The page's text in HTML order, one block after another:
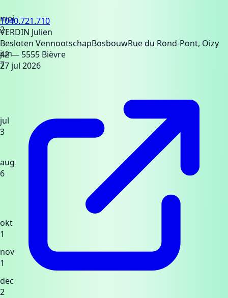
mei
2
jun
7
jul
3
aug
6
okt
1
nov
1
dec
2
1040.721.710
VERDIN Julien
Besloten VennootschapBosbouwRue du Rond-Pont, Oizy
42— 5555 Bièvre
27 jul 2026